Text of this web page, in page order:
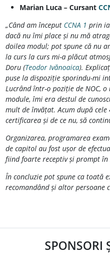
Marian Luca – Cursant
„Când am început CCNA 1 prin
dacă nu îmi place și nu mă
doilea modul; pot spune că nu
la curs la curs mi-a plăcut
Doru (Teodor Ivănoaica).
puse la dispoziție sporindu-mi
Lucrând într-o poziție de NOC,
module, îmi era destul de
mult de învățat. Acum după
certificarea și de ce nu, să
Organizarea, programarea
de capitol au fost ușor de
fiind foarte receptiv și prompt
În concluzie pot spune ca toată
recomandând și altor persoane
SPONSORI